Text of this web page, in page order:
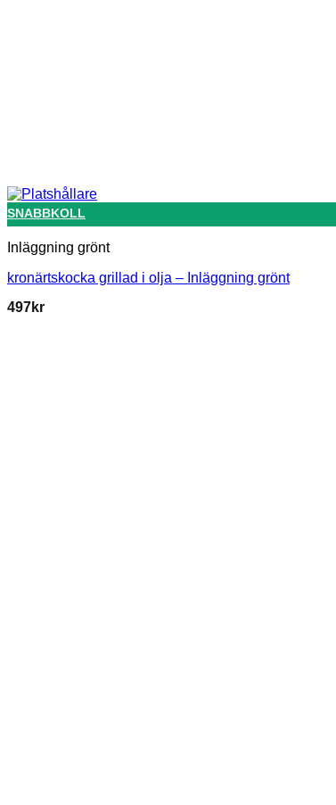
SNABBKOLL
Inläggning grönt
kronärtskocka grillad i olja – Inläggning grönt
497kr